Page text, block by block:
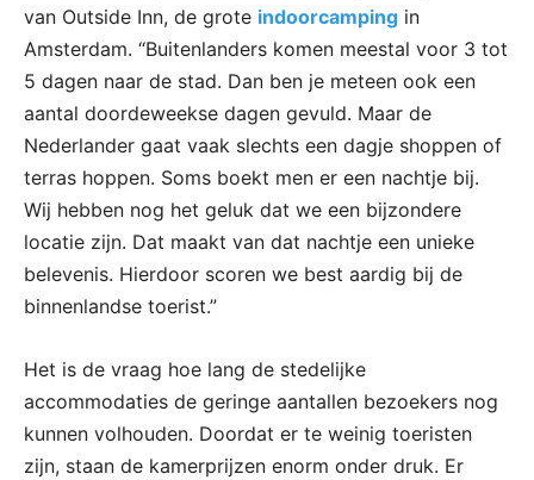
van Outside Inn, de grote indoorcamping in
Amsterdam. “Buitenlanders komen meestal voor 3 tot
5 dagen naar de stad. Dan ben je meteen ook een
aantal doordeweekse dagen gevuld. Maar de
Nederlander gaat vaak slechts een dagje shoppen of
terras hoppen. Soms boekt men er een nachtje bij.
Wij hebben nog het geluk dat we een bijzondere
locatie zijn. Dat maakt van dat nachtje een unieke
belevenis. Hierdoor scoren we best aardig bij de
binnenlandse toerist.”
Het is de vraag hoe lang de stedelijke
accommodaties de geringe aantallen bezoekers nog
kunnen volhouden. Doordat er te weinig toeristen
zijn, staan de kamerprijzen enorm onder druk. Er